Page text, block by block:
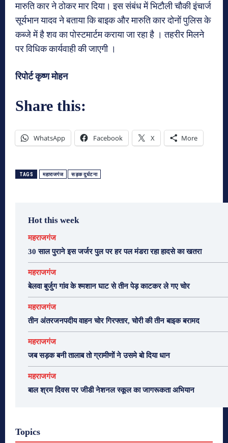
मारुति कार ने ठोकर मार दिया। इस संबंध में भिटौली चौकी इंचार्ज
सूर्यभान यादव ने बताया कि बाइक और मारुति कार दोनों पुलिस के
कब्जे में है शव का पोस्टमार्टम कराया जा रहा है । तहरीर मिलने
पर विधिक कार्यवाही की जाएगी ।
रिपोर्ट कृष्ण मोहन
Share this:
WhatsApp Facebook X More
TAGS महाराजगंज सड़क दुर्घटना
Hot this week
महराजगंज
30 साल पुराने इस जर्जर पुल पर हर पल मंडरा रहा हादसे का खतरा
महराजगंज
बेलवा बुर्जुग गांव के श्मशान घाट से तीन पेड़ काटकर ले गए चोर
महराजगंज
तीन अंतरजनपदीय वाहन चोर गिरफ्तार, चोरी की तीन बाइक बरामद
महराजगंज
जब सड़क बनी तालाब तो ग्रामीणों ने उसमे बो दिया धान
महराजगंज
बाल श्रम दिवस पर जीडी नेशनल स्कूल का जागरूकता अभियान
Topics